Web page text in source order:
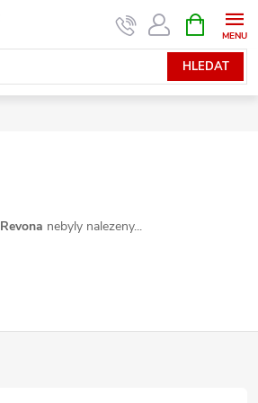
HLEDAT
NÁKUPNÍ
KOŠÍK
Revona nebyly nalezeny...